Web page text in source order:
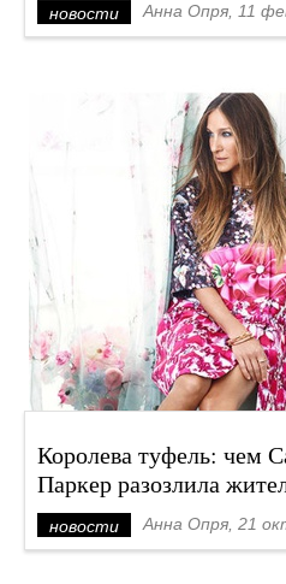
новости Анна Опря, 11
Королева туфель: чем
Паркер разозлила
новости Анна Опря, 21